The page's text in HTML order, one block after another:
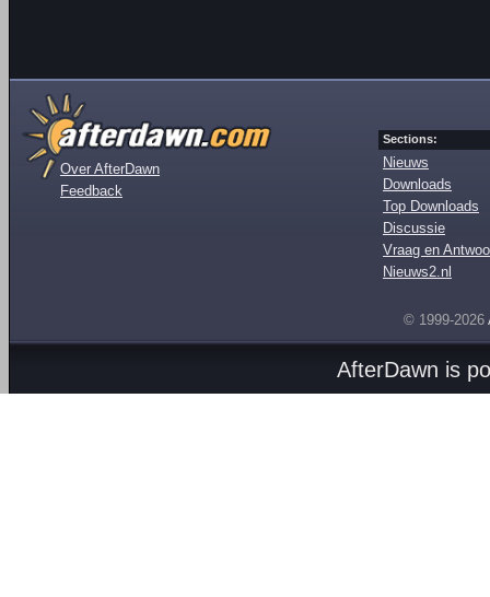
Over AfterDawn
Feedback
Sections:
Nieuws
Downloads
Top Downloads
Discussie
Vraag en
Nieuws2.nl
© 1999-2026
AfterDawn is